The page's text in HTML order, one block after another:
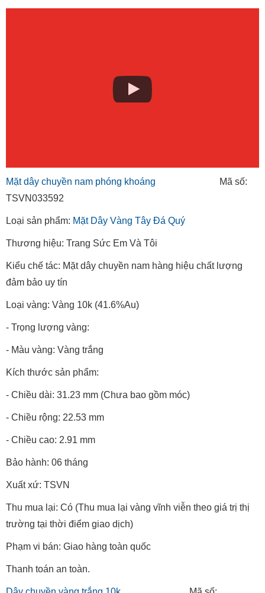
Mặt dây chuyền nam phóng khoáng Mã số:
TSVN033592
Loại sản phẩm: Mặt Dây Vàng Tây Đá Quý
Thương hiệu: Trang Sức Em Và Tôi
Kiểu chế tác: Mặt dây chuyền nam hàng hiệu chất lượng
đảm bảo uy tín
Loại vàng: Vàng 10k (41.6%Au)
- Trọng lượng vàng:
- Màu vàng: Vàng trắng
Kích thước sản phẩm:
- Chiều dài: 31.23 mm (Chưa bao gồm móc)
- Chiều rộng: 22.53 mm
- Chiều cao: 2.91 mm
Bảo hành: 06 tháng
Xuất xứ: TSVN
Thu mua lại: Có (Thu mua lại vàng vĩnh viễn theo giá trị thị
trường tại thời điểm giao dịch)
Phạm vi bán: Giao hàng toàn quốc
Thanh toán an toàn.